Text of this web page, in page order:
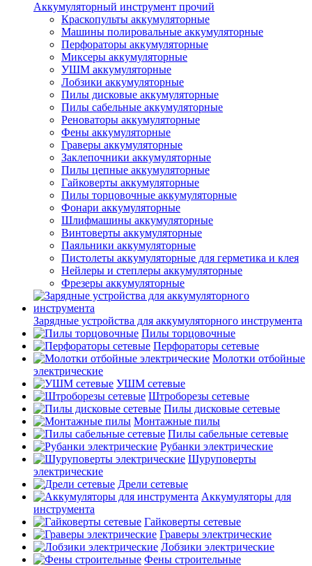
Аккумуляторный инструмент прочий
Краскопульты аккумуляторные
Машины полировальные аккумуляторные
Перфораторы аккумуляторные
Миксеры аккумуляторные
УШМ аккумуляторные
Лобзики аккумуляторные
Пилы дисковые аккумуляторные
Пилы сабельные аккумуляторные
Реноваторы аккумуляторные
Фены аккумуляторные
Граверы аккумуляторные
Заклепочники аккумуляторные
Пилы цепные аккумуляторные
Гайковерты аккумуляторные
Пилы торцовочные аккумуляторные
Фонари аккумуляторные
Шлифмашины аккумуляторные
Винтоверты аккумуляторные
Паяльники аккумуляторные
Пистолеты аккумуляторные для герметика и клея
Нейлеры и степлеры аккумуляторные
Фрезеры аккумуляторные
Зарядные устройства для аккумуляторного инструмента
Пилы торцовочные
Перфораторы сетевые
Молотки отбойные
электрические
УШМ сетевые
Штроборезы сетевые
Пилы дисковые сетевые
Монтажные пилы
Пилы сабельные сетевые
Рубанки электрические
Шуруповерты
электрические
Дрели сетевые
Аккумуляторы для
инструмента
Гайковерты сетевые
Граверы электрические
Лобзики электрические
Фены строительные